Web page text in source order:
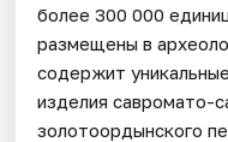
более 300 000
размещены в
содержит
изделия савромато-
золотоордынского